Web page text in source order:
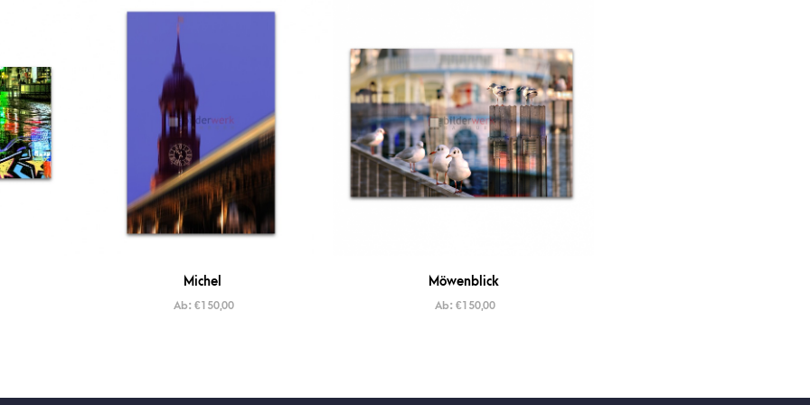
Michel
Ab:€150,00
Möwenblick
Ab:€150,00